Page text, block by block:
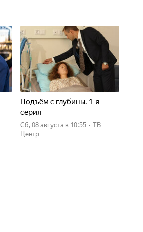
Подъём с глубины. 1-я
серия
сб, 08 августа в 10:55 • ТВ
Центр